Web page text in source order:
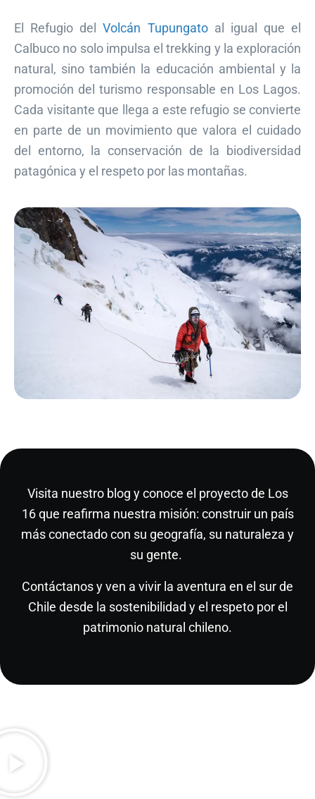
El Refugio del Volcán Tupungatoal igual que el
Calbuco no solo impulsa el trekking y la exploración
natural, sino también la educación ambiental y la
promoción del turismo responsable en Los Lagos.
Cada visitante que llega a este refugio se convierte
en parte de un movimiento que valora el cuidado
del entorno, la conservación de la biodiversidad
patagónica y el respeto por las montañas.
Visita nuestro blog y conoce el proyecto de Los
16 que reafirma nuestra misión: construir un país
más conectado con su geografía, su naturaleza y
su gente.
Contáctanos y ven a vivir la aventura en el sur de
Chile desde la sostenibilidad y el respeto por el
patrimonio natural chileno.